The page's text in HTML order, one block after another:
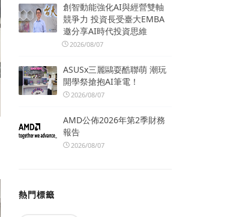
創智動能強化AI與經營雙軸
競爭力 投資長受臺大EMBA
邀分享AI時代投資思維
2026/08/07
ASUSx三麗鷗耍酷聯萌 潮玩
開學祭搶抱AI筆電！
2026/08/07
AMD公佈2026年第2季財務
報告
2026/08/07
熱門標籤